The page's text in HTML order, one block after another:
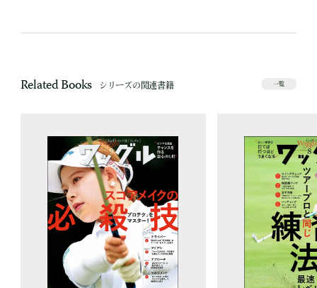
Related Books シリーズの関連書籍 一覧